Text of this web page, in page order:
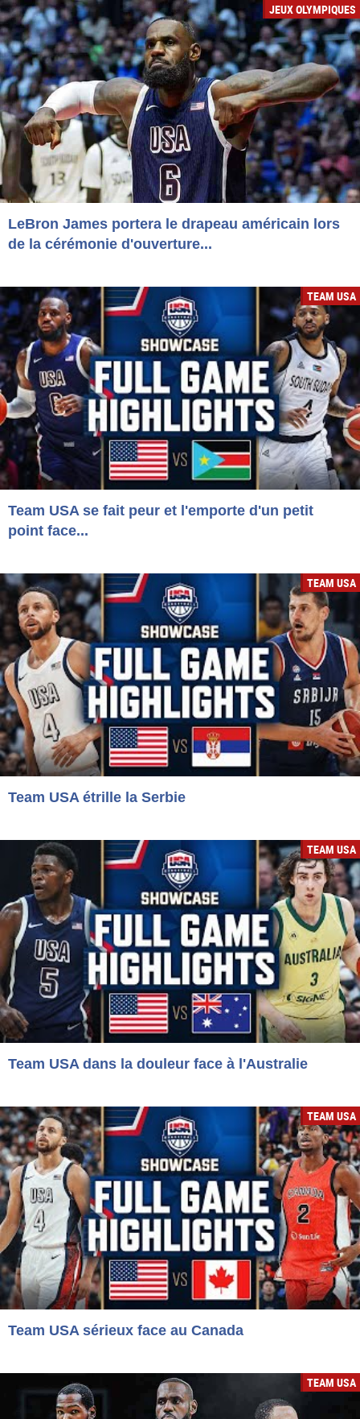
JEUX OLYMPIQUES
LeBron James portera le drapeau américain lors
de la cérémonie d'ouverture...
TEAM USA
Team USA se fait peur et l'emporte d'un petit
point face...
TEAM USA
Team USA étrille la Serbie
TEAM USA
Team USA dans la douleur face à l'Australie
TEAM USA
Team USA sérieux face au Canada
TEAM USA